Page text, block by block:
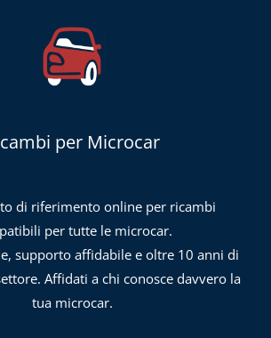
per Microcar
di riferimento online per ricambi
per tutte le microcar.
supporto affidabile e oltre 10 anni di
Affidati a chi conosce davvero la
tua microcar.